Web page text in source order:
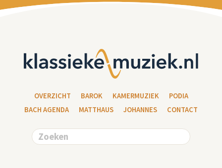
OVERZICHT BAROK KAMERMUZIEK
PODIA
BACH AGENDA
MATTHAUS JOHANNES CONTACT